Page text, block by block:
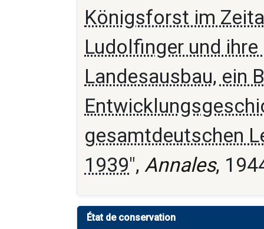
Königsforst im
Ludolfinger und
Landesausbau, ein
gesamtdeutschen
1939", Annales,
État de conservation